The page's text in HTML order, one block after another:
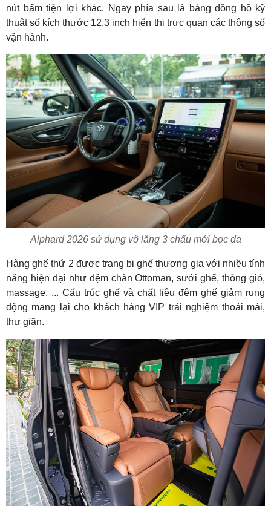
nút bấm tiện lợi khác. Ngay phía sau là bảng đồng hồ kỹ
thuật số kích thước 12.3 inch hiển thị trực quan các thông số
vận hành.
Alphard 2026 sử dụng vô lăng 3 chấu mới bọc da
Hàng ghế thứ 2 được trang bị ghế thương gia với nhiều tính
năng hiện đại như đệm chân Ottoman, sưởi ghế, thông gió,
massage, ... Cấu trúc ghế và chất liệu đệm ghế giảm rung
động mang lại cho khách hàng VIP trải nghiệm thoải mái,
thư giãn.